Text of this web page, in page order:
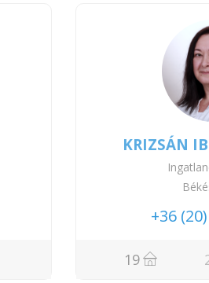
KRIZSÁN
+36
19